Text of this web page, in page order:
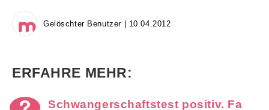
Gelöschter Benutzer | 10.04.2012
ERFAHRE MEHR:
Schwangerschaftstest positiv. Fa